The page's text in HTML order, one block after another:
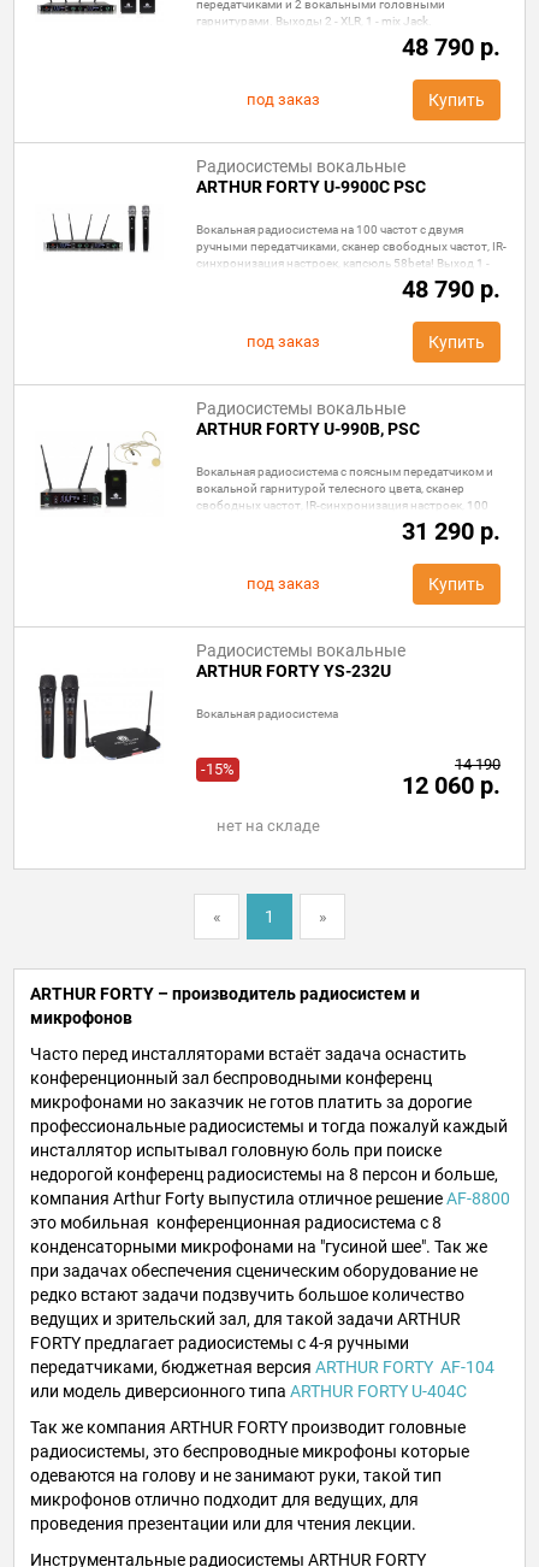
48 790 р.
передатчиками и 2 вокальными головными
гарнитурами. Выходы 2 - XLR, 1 - mix Jack.
Купить
под заказ
Радиосистемы вокальные
ARTHUR FORTY U-9900C PSC
48 790 р.
Вокальная радиосистема на 100 частот с двумя
ручными передатчиками, сканер свободных частот, IR-
синхронизация настроек, капсюль 58beta! Выход 1 -
XLR, 1 - Jack. Выходы 2 - XLR, 1 - mix Jack.
Купить
под заказ
Радиосистемы вокальные
ARTHUR FORTY U-990B, PSC
31 290 р.
Вокальная радиосистема с поясным передатчиком и
вокальной гарнитурой телесного цвета, сканер
свободных частот, IR-синхронизация настроек, 100
Купить
под заказ
Радиосистемы вокальные
ARTHUR FORTY YS-232U
14 190
12 060 р.
Вокальная радиосистема
-15%
нет на складе
« 1 »
ARTHUR FORTY – производитель радиосистем и
микрофонов
Часто перед инсталляторами встаёт задача оснастить
конференционный зал беспроводными конференц
микрофонами но заказчик не готов платить за дорогие
профессиональные радиосистемы и тогда пожалуй каждый
инсталлятор испытывал головную боль при поиске
недорогой конференц радиосистемы на 8 персон и больше,
компания Arthur Forty выпустила отличное решениеAF-8800
это мобильная конференционная радиосистема с 8
конденсаторными микрофонами на "гусиной шее". Так же
при задачах обеспечения сценическим оборудование не
редко встают задачи подзвучить большое количество
ведущих и зрительский зал, для такой задачи ARTHUR
FORTY предлагает радиосистемы с 4-я ручными
передатчиками, бюджетная версия ARTHUR FORTY AF-104
или модель диверсионного типа ARTHUR FORTY U-404C
Так же компания ARTHUR FORTY производит головные
радиосистемы, это беспроводные микрофоны которые
одеваются на голову и не занимают руки, такой тип
микрофонов отлично подходит для ведущих, для
проведения презентации или для чтения лекции.
Инструментальные радиосистемы ARTHUR FORTY